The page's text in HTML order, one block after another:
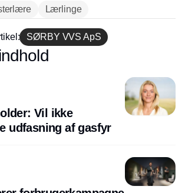
Lærlinge
SØRBY VVS ApS
Annonce
Vil ikke
udfasning af gasfyr